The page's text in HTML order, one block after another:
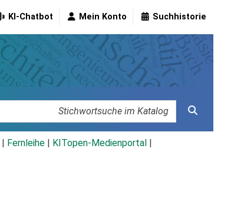
KI-Chatbot Mein Konto Suchhistorie
Fernleihe KITopen-Medienportal